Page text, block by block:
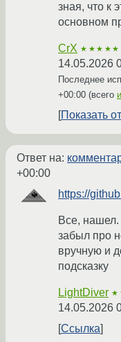
зная, что к
основном
CrX ★★★★★
14.05.2026
Последнее
+00:00 (всего
Показать
Ответ на:
+00:00
https://
Все,
забыл про
вручную и
подсказку
LightDiver
14.05.2026
Ссылка